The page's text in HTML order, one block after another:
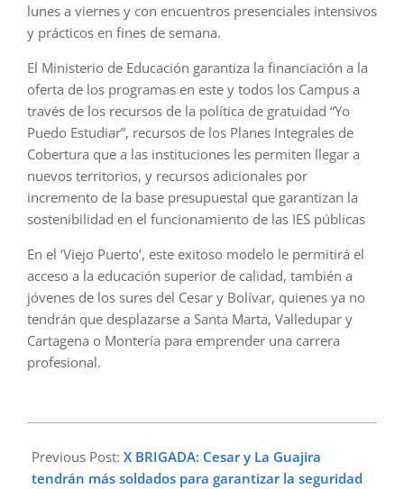
lunes a viernes y con encuentros presenciales intensivos
y prácticos en fines de semana.
El Ministerio de Educación garantiza la financiación a la
oferta de los programas en este y todos los Campus a
través de los recursos de la política de gratuidad “Yo
Puedo Estudiar”, recursos de los Planes Integrales de
Cobertura que a las instituciones les permiten llegar a
nuevos territorios, y recursos adicionales por
incremento de la base presupuestal que garantizan la
sostenibilidad en el funcionamiento de las IES públicas
En el ‘Viejo Puerto’, este exitoso modelo le permitirá el
acceso a la educación superior de calidad, también a
jóvenes de los sures del Cesar y Bolívar, quienes ya no
tendrán que desplazarse a Santa Marta, Valledupar y
Cartagena o Montería para emprender una carrera
profesional.
07-
13
Previous Post: X BRIGADA: Cesar y La Guajira
tendrán más soldados para garantizar la seguridad